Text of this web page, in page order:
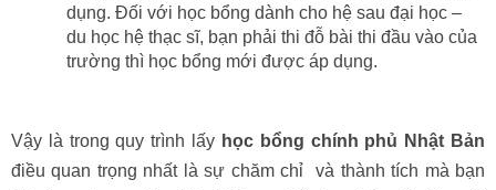
dụng. Đối với học bổng dành cho hệ sau đại học –
du học hệ thạc sĩ, bạn phải thi đỗ bài thi đầu vào của
trường thì học bổng mới được áp dụng.
Vậy là trong quy trình lấy học bổng chính phủ Nhật Bản
điều quan trọng nhất là sự chăm chỉ và thành tích mà bạn